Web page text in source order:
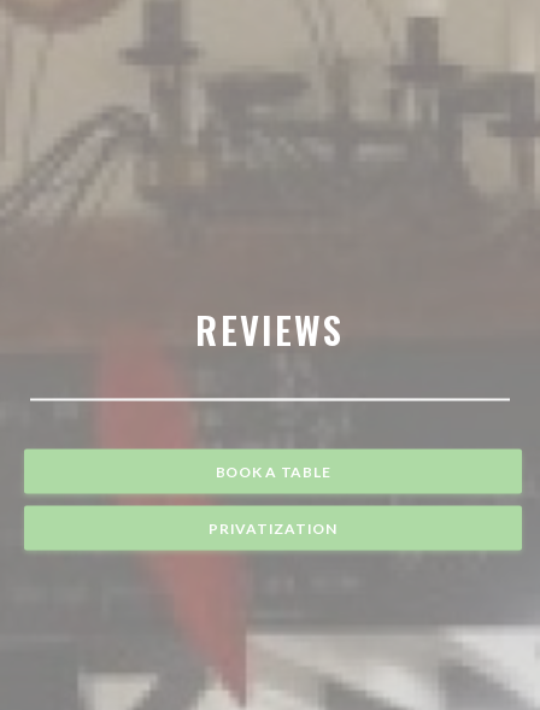
REVIEWS
BOOK A TABLE
PRIVATIZATION